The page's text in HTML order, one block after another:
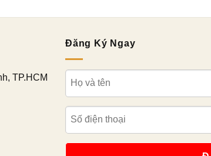
TP.HCM
Đăng Ký Ngay